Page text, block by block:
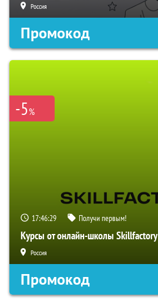
Россия
Промокод
-5%
17:46:29 Получи первым!
Курсы от онлайн-школы Skillfactory
Россия
Промокод